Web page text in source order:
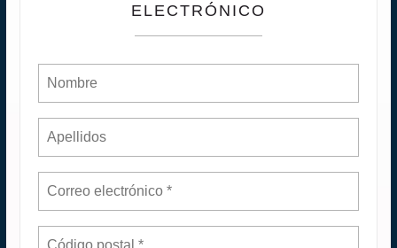
ELECTRÓNICO